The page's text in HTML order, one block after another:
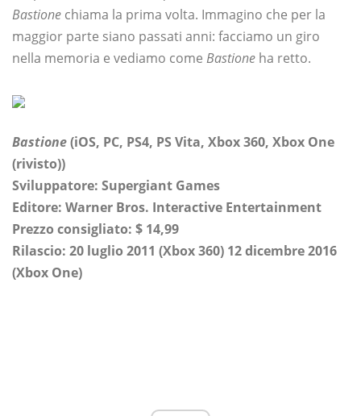
Bastione chiama la prima volta. Immagino che per la
maggior parte siano passati anni: facciamo un giro
nella memoria e vediamo come Bastione ha retto.
Bastione(iOS, PC, PS4, PS Vita, Xbox 360, Xbox One
(rivisto))
Sviluppatore: Supergiant Games
Editore: Warner Bros. Interactive Entertainment
Prezzo consigliato: $ 14,99
Rilascio: 20 luglio 2011 (Xbox 360) 12 dicembre 2016
(Xbox One)